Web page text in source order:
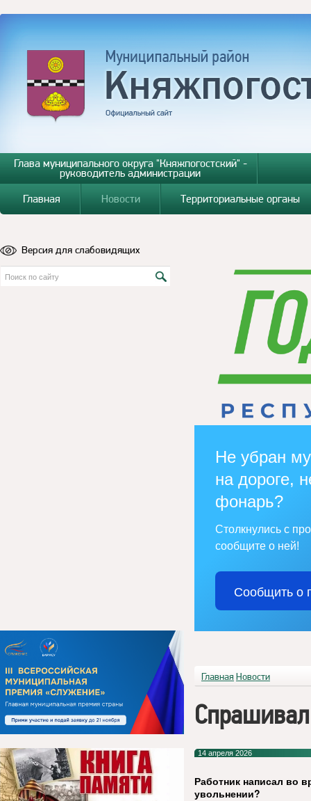
Глава муниципального округа "Княжпогостский" -
руководитель администрации
Главная
Новости Территориальные органы
Версия для слабовидящих
Не убран
на дороге,
фонарь?
Столкнулись с
сообщите о ней!
Сообщить о
Главная Новости
14 апреля 2026
Работник написал во
увольнении?